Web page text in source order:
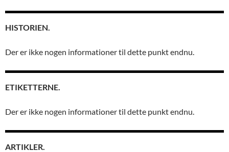
HISTORIEN.
Der er ikke nogen informationer til dette punkt endnu.
ETIKETTERNE.
Der er ikke nogen informationer til dette punkt endnu.
ARTIKLER.